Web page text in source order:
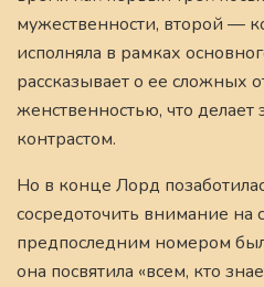
мужественности, второй —
исполняла в рамках
рассказывает о ее сложных
женственностью, что
контрастом.
Но в конце Лорд
сосредоточить внимание на
предпоследним номером
она посвятила «всем, кто